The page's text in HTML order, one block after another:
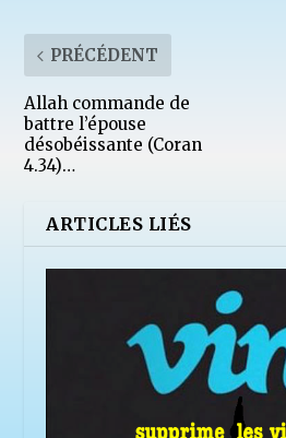
PRÉCÉDENT
Allah commande de
battre l’épouse
désobéissante (Coran
4.34)…
ARTICLES LIÉS